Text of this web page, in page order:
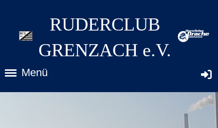
Menü
RUDERCLUB
GRENZACH e.V.